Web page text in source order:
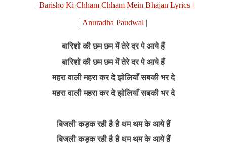
| Barisho Ki Chham Chham Mein Bhajan Lyrics |
| Anuradha Paudwal |
बारिशो की छम छम में तेरे दर पे आये हैं
बारिशो की छम छम में तेरे दर पे आये हैं
महरा वाली महरा कर दे झोलियाँ सबकी भर दे
महरा वाली महरा कर दे झोलियाँ सबकी भर दे
बिजली कड़क रही है है थम थम के आये हैं
बिजली कड़क रही है है थम थम के आये हैं